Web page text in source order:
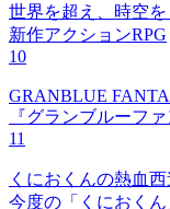
世界を超え、時空
新作アクションRPG
10
GRANBLUE
『グランブルーフ
11
くにおくんの熱血
今度の「くにおく